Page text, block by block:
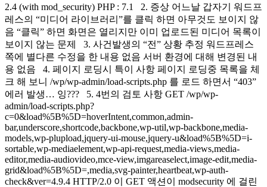
2.4 (with mod_security) PHP : 7.1 2. 증상 어느날 갑자기 워드프
레스의 “미디어 라이브러리”를 클릭 하면 아무것도 보이지 않
음 “클릭” 하면 화면은 열리지만 이미 업로드된 미디어 목록이
보이지 않는 문제 3. 사건발생의 “전” 상황 추정 워드프레스
쪽에 별다른 수정을 한 내용 없음 서버 환경에 대해 변경된 내
용 없음 4. 페이지 로딩시 특이 사항 페이지 로딩중 목록을 체
크 해 보니 /wp/wp-admin/load-scripts.php 를 로드 하면서 “403”
에러 발생… 잉??? 5. 4번의 검토 사항 GET /wp/wp-
admin/load-scripts.php?
c=0&load%5B%5D=hoverIntent,common,admin-
bar,underscore,shortcode,backbone,wp-util,wp-backbone,media-
models,wp-plupload,jquery-ui-mouse,jquery-u&load%5B%5D=i-
sortable,wp-mediaelement,wp-api-request,media-views,media-
editor,media-audiovideo,mce-view,imgareaselect,image-edit,media-
grid&load%5B%5D=,media,svg-painter,heartbeat,wp-auth-
check&ver=4.9.4 HTTP/2.0 이 GET 액션이 modsecurity 에 걸린